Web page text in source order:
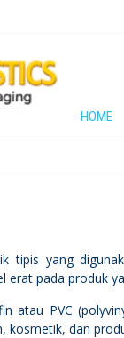
HOME
tipis yang
erat pada produk
atau PVC
kosmetik, dan